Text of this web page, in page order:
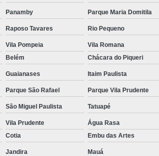
Salada de Fruta para Entrega em Empresa
Salada de Fruta para Escritório
Salada de Frutas Naturais para
Salada de
Panamby Parque Maria Domitila
Raposo Tavares Rio Pequeno
Vila Pompeia Vila Romana
Belém Chácara do Piqueri
Guaianases Itaim Paulista
Parque São Rafael Parque Vila Prudente
São Miguel Paulista Tatuapé
Vila Prudente
Água Rasa
Cotia Embu das Artes
Jandira Mauá